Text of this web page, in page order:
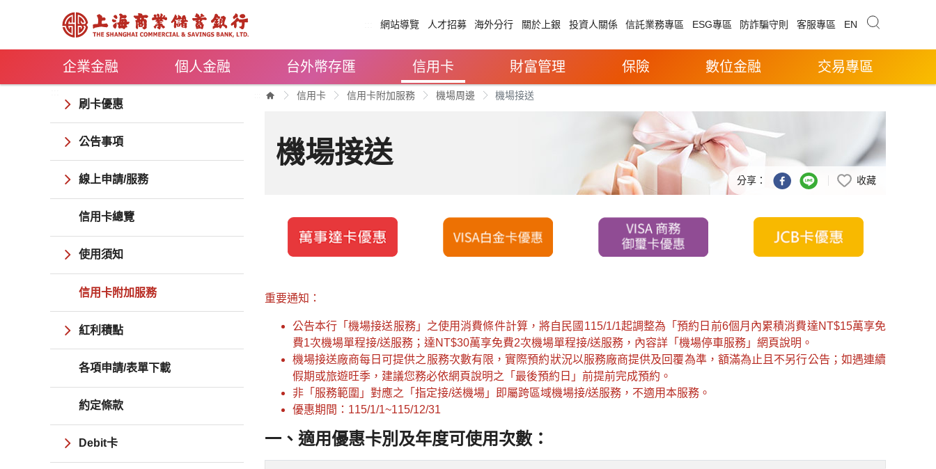
網站導覽 人才招募 海外分行 關於上銀 投資人關係 信託業務專區 ESG專區 防詐騙守則 客服專區 EN
企業金融 個人金融 台外幣存匯 信用卡 財富管理 保險 數位金融 交易專區
刷卡優惠
公告事項
線上申請/服務
信用卡總覽
使用須知
信用卡附加服務
紅利積點
各項申請/表單下載
約定條款
Debit卡
信用卡 信用卡附加服務 機場周邊 機場接送
分享： 收藏
機場接送
重要通知：
公告本行「機場接送服務」之使用消費條件計算，將自民國115/1/1起調整為「預約日前6個月內累積消費達NT$15萬享免
費1次機場單程接/送服務；達NT$30萬享免費2次機場單程接/送服務，內容詳「機場停車服務」網頁說明。
機場接送廠商每日可提供之服務次數有限，實際預約狀況以服務廠商提供及回覆為準，額滿為止且不另行公告；如遇連續
假期或旅遊旺季，建議您務必依網頁說明之「最後預約日」前提前完成預約。
非「服務範圍」對應之「指定接/送機場」即屬跨區域機場接/送服務，不適用本服務。
優惠期間：115/1/1~115/12/31
一、適用優惠卡別及年度可使用次數：